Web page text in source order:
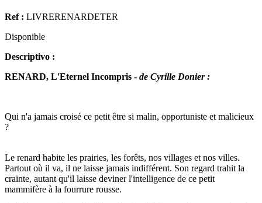
Ref : LIVRERENARDETER
Disponible
Descriptivo :
RENARD, L'Eternel Incompris - de Cyrille Donier :
Qui n'a jamais croisé ce petit être si malin, opportuniste et malicieux
?
Le renard habite les prairies, les forêts, nos villages et nos villes.
Partout où il va, il ne laisse jamais indifférent. Son regard trahit la
crainte, autant qu'il laisse deviner l'intelligence de ce petit
mammifère à la fourrure rousse.